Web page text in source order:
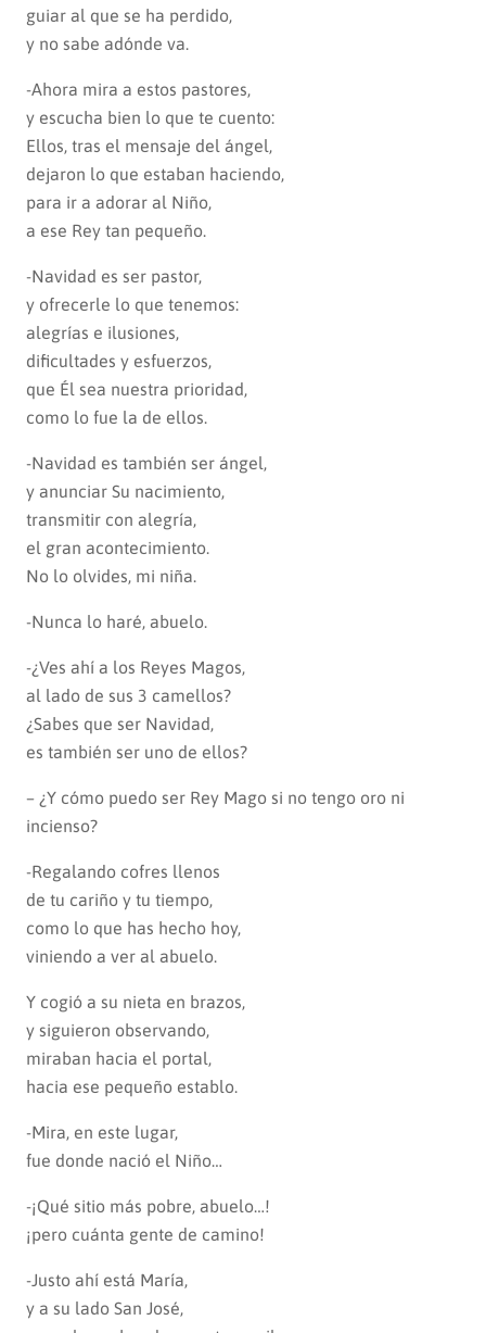
guiar al que se ha perdido,
y no sabe adónde va.
-Ahora mira a estos pastores,
y escucha bien lo que te cuento:
Ellos, tras el mensaje del ángel,
dejaron lo que estaban haciendo,
para ir a adorar al Niño,
a ese Rey tan pequeño.
-Navidad es ser pastor,
y ofrecerle lo que tenemos:
alegrías e ilusiones,
dificultades y esfuerzos,
que Él sea nuestra prioridad,
como lo fue la de ellos.
-Navidad es también ser ángel,
y anunciar Su nacimiento,
transmitir con alegría,
el gran acontecimiento.
No lo olvides, mi niña.
-Nunca lo haré, abuelo.
-¿Ves ahí a los Reyes Magos,
al lado de sus 3 camellos?
¿Sabes que ser Navidad,
es también ser uno de ellos?
– ¿Y cómo puedo ser Rey Mago si no tengo oro ni
incienso?
-Regalando cofres llenos
de tu cariño y tu tiempo,
como lo que has hecho hoy,
viniendo a ver al abuelo.
Y cogió a su nieta en brazos,
y siguieron observando,
miraban hacia el portal,
hacia ese pequeño establo.
-Mira, en este lugar,
fue donde nació el Niño…
-¡Qué sitio más pobre, abuelo…!
¡pero cuánta gente de camino!
-Justo ahí está María,
y a su lado San José,